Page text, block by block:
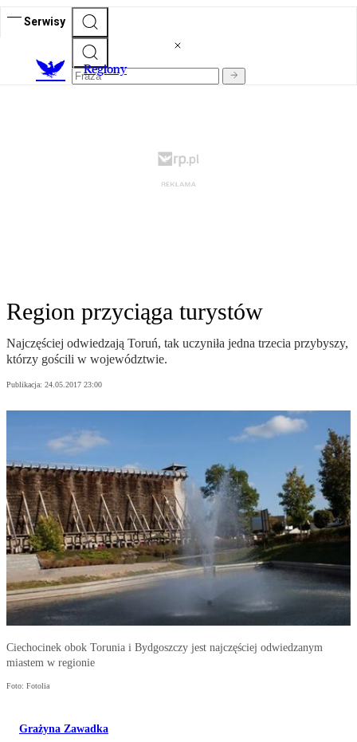
Serwisy
Regiony
Region przyciąga turystów
Najczęściej odwiedzają Toruń, tak uczyniła jedna trzecia przybyszy,
którzy gościli w województwie.
Publikacja: 24.05.2017 23:00
Ciechocinek obok Torunia i Bydgoszczy jest najczęściej odwiedzanym
miastem w regionie
Foto: Fotolia
Grażyna Zawadka